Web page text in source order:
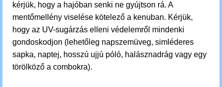
kérjük, hogy a hajóban senki ne gyújtson rá. A
mentőmellény viselése kötelező a kenuban. Kérjük,
hogy az UV-sugárzás elleni védelemről mindenki
gondoskodjon (lehetőleg napszemüveg, simléderes
sapka, naptej, hosszú ujjú póló, halásznadrág vagy egy
törölköző a combokra).